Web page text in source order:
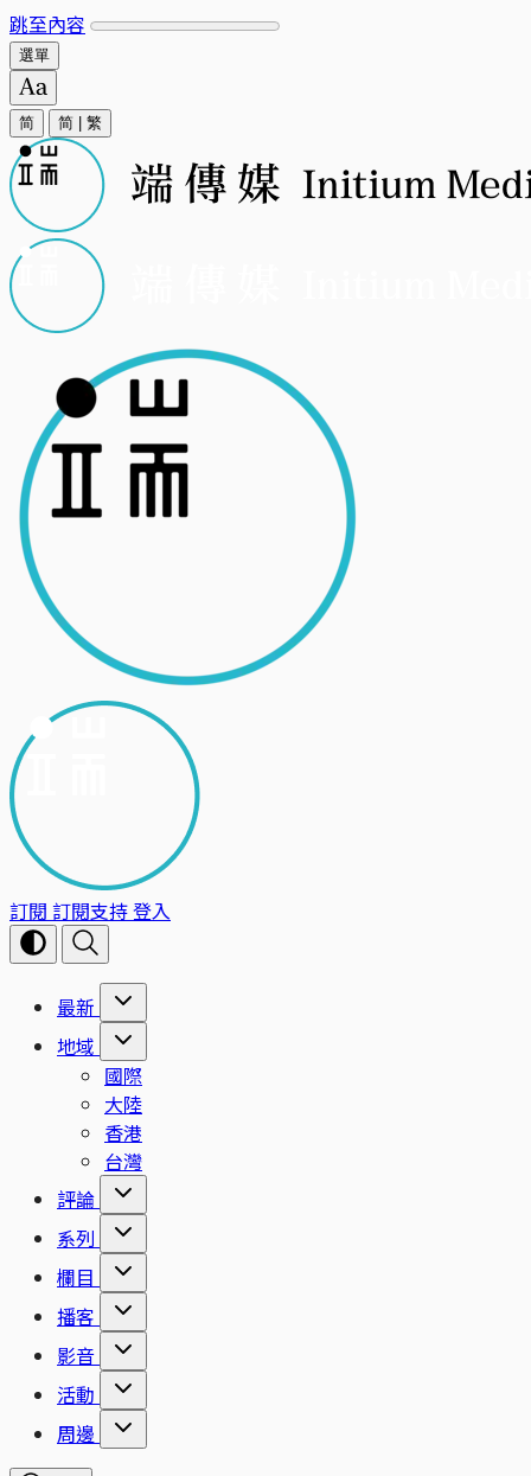
跳至內容
選單
简 简 繁
訂閱 訂閱支持登入
最新
地域
國際
大陸
香港
台灣
評論
系列
欄目
播客
影音
活動
周邊